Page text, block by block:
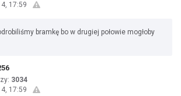
17:59
bramkę bo w drugiej połowie mogłoby
3034
17:59